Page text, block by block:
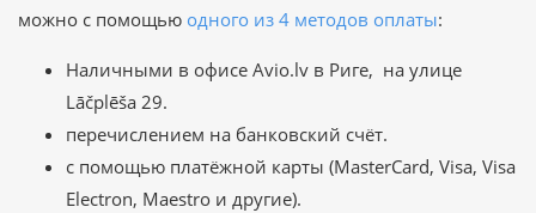
можно с помощью одного из 4 методов оплаты:
Наличными в офисе Avio.lv в Риге, на улице
Lāčplēša 29.
перечислением на банковский счёт.
с помощью платёжной карты (MasterCard, Visa, Visa
Electron, Maestro и другие).